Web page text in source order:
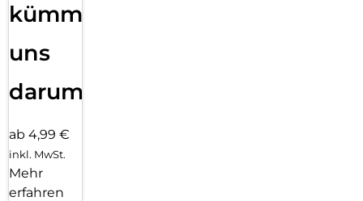
kümmern
uns
darum!
ab 4,99 €
inkl. MwSt.
Mehr
erfahren